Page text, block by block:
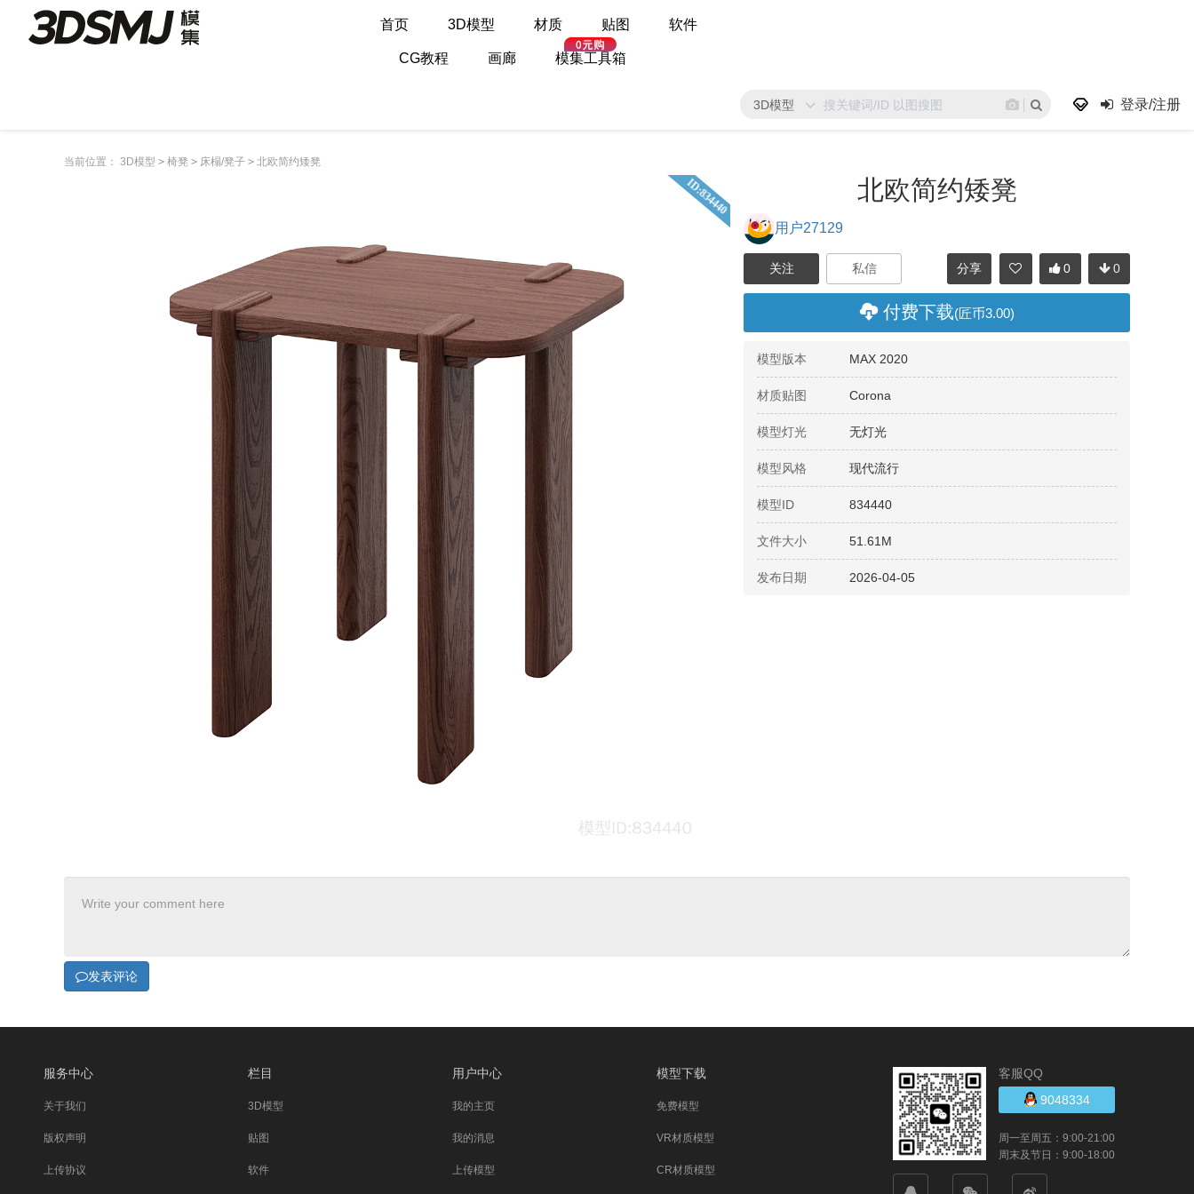
首页 3D模型 材质 贴图 软件
CG教程 画廊 模集工具箱
3D模型 登录/注册
当前位置： 3D模型 > 椅凳 > 床榻/凳子 > 北欧简约矮凳
ID:834440 北欧简约矮凳
用户27129
0
0
分享
付费下载(匠币3.00)
模型版本 MAX 2020
材质贴图 Corona
模型灯光 无灯光
模型风格 现代流行
模型ID 834440
文件大小 51.61M
发布日期 2026-04-05
发表评论
服务中心
关于我们
版权声明
上传协议
栏目
3D模型
贴图
软件
用户中心
我的主页
我的消息
上传模型
模型下载
免费模型
VR材质模型
CR材质模型
客服QQ
9048334
周一至周五：9:00-21:00
周末及节日：9:00-18:00